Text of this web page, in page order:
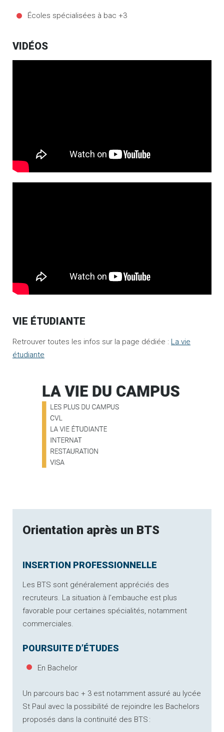
Écoles spécialisées à bac +3
VIDÉOS
VIE ÉTUDIANTE
Retrouver toutes les infos sur la page dédiée : La vie
étudiante
Orientation après un BTS
INSERTION PROFESSIONNELLE
Les BTS sont généralement appréciés des
recruteurs. La situation à l’embauche est plus
favorable pour certaines spécialités, notamment
commerciales.
POURSUITE D’ÉTUDES
En Bachelor
Un parcours bac + 3 est notamment assuré au lycée
St Paul avec la possibilité de rejoindre les Bachelors
proposés dans la continuité des BTS :